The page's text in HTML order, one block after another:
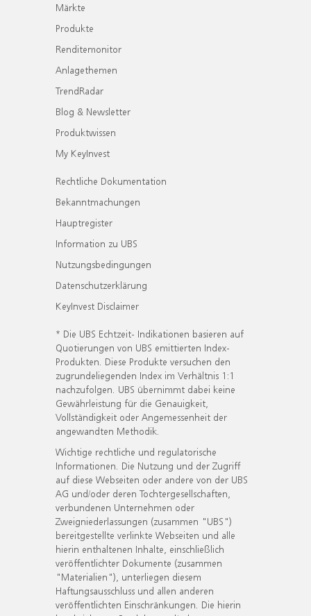
Märkte
Produkte
Renditemonitor
Anlagethemen
TrendRadar
Blog & Newsletter
Produktwissen
My KeyInvest
Rechtliche Dokumentation
Bekanntmachungen
Hauptregister
Information zu UBS
Nutzungsbedingungen
Datenschutzerklärung
KeyInvest Disclaimer
* Die UBS Echtzeit- Indikationen basieren auf
Quotierungen von UBS emittierten Index-
Produkten. Diese Produkte versuchen den
zugrundeliegenden Index im Verhältnis 1:1
nachzufolgen. UBS übernimmt dabei keine
Gewährleistung für die Genauigkeit,
Vollständigkeit oder Angemessenheit der
angewandten Methodik.
Wichtige rechtliche und regulatorische
Informationen. Die Nutzung und der Zugriff
auf diese Webseiten oder andere von der UBS
AG und/oder deren Tochtergesellschaften,
verbundenen Unternehmen oder
Zweigniederlassungen (zusammen "UBS")
bereitgestellte verlinkte Webseiten und alle
hierin enthaltenen Inhalte, einschließlich
veröffentlichter Dokumente (zusammen
"Materialien"), unterliegen diesem
Haftungsausschluss und allen anderen
veröffentlichten Einschränkungen. Die hierin